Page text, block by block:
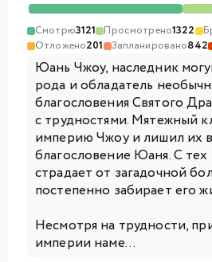
Смотрю3121 Просмотрено1322
Отложено201 Запланировано842
Юань Чжоу, наследник
рода и обладатель
благословения Святого
с трудностями. Мятежный
империю Чжоу и лишил их
благословение Юаня. С
страдает от загадочной
постепенно забирает его
Несмотря на трудности,
империи наме...